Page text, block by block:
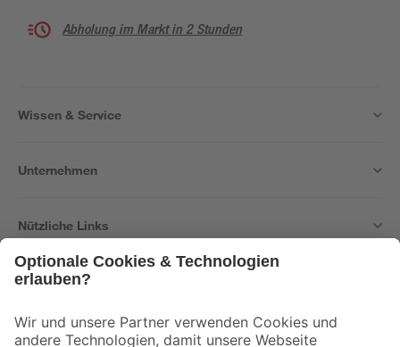
Abholung im Markt in 2 Stunden
Wissen & Service
Unternehmen
Nützliche Links
Der toom Newsletter: Keine Angebote und Aktionen mehr verpassen!